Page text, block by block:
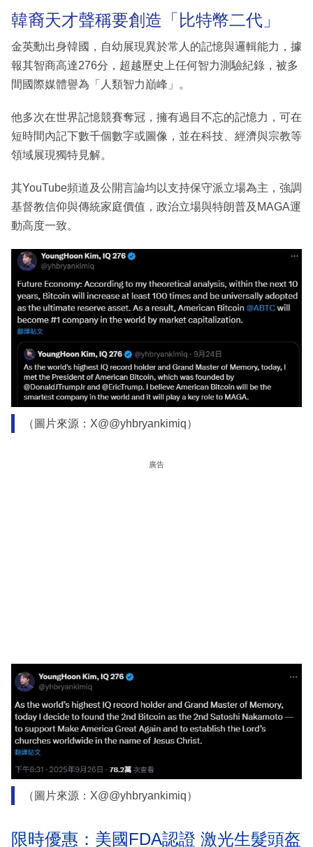
韓裔天才聲稱要創造「比特幣二代」
金英勳出身韓國，自幼展現異於常人的記憶與邏輯能力，據
報其智商高達276分，超越歷史上任何智力測驗紀錄，被多
間國際媒體譽為「人類智力巔峰」。
他多次在世界記憶競賽奪冠，擁有過目不忘的記憶力，可在
短時間內記下數千個數字或圖像，並在科技、經濟與宗教等
領域展現獨特見解。
其YouTube頻道及公開言論均以支持保守派立場為主，強調
基督教信仰與傳統家庭價值，政治立場與特朗普及MAGA運
動高度一致。
（圖片來源：X@@yhbryankimiq）
廣告
（圖片來源：X@@yhbryankimiq）
限時優惠：美國FDA認證 激光生髮頭盔